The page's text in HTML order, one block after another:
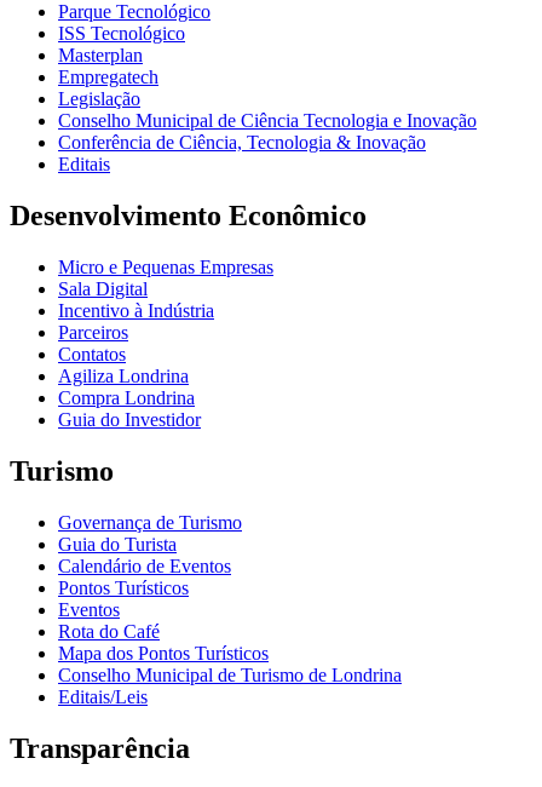
Parque Tecnológico
ISS Tecnológico
Masterplan
Empregatech
Legislação
Conselho Municipal de Ciência Tecnologia e Inovação
Conferência de Ciência, Tecnologia & Inovação
Editais
Desenvolvimento Econômico
Micro e Pequenas Empresas
Sala Digital
Incentivo à Indústria
Parceiros
Contatos
Agiliza Londrina
Compra Londrina
Guia do Investidor
Turismo
Governança de Turismo
Guia do Turista
Calendário de Eventos
Pontos Turísticos
Eventos
Rota do Café
Mapa dos Pontos Turísticos
Conselho Municipal de Turismo de Londrina
Editais/Leis
Transparência